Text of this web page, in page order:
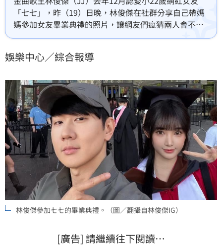
「七七」，昨（19）日晚，林俊傑在社群分享自己帶媽
媽參加女友畢業典禮的照片，讓網友們瘋猜兩人會不會
一畢業就結婚。而七七的驚人學歷與畢業創作也隨之曝
娛樂中心／綜合報導
林俊傑參加七七的畢業典禮。（圖／翻攝自林俊傑IG）
[廣告] 請繼續往下閱讀…